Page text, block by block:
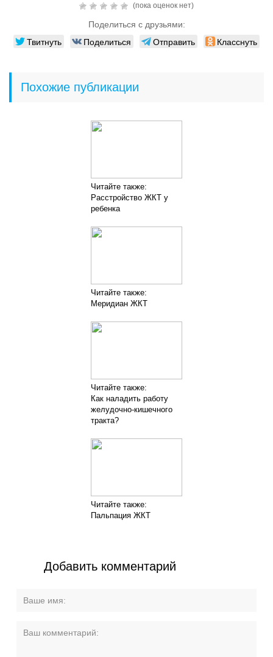
(пока оценок нет)
Поделиться с друзьями:
Твитнуть Поделиться Отправить Класснуть
Похожие публикации
Читайте также:
Расстройство ЖКТ у
ребенка
Читайте также:
Меридиан ЖКТ
Читайте также:
Как наладить работу
желудочно-кишечного
тракта?
Читайте также:
Пальпация ЖКТ
Добавить комментарий